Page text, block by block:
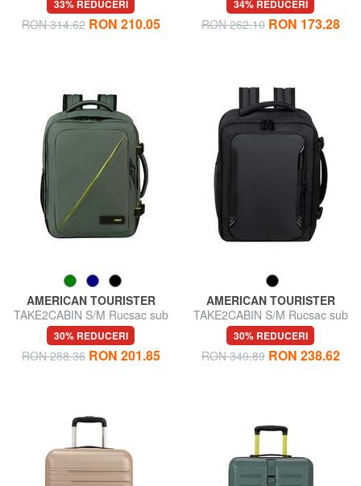
33% REDUCERI
RON 314.62 RON 210.05
34% REDUCERI
RON 262.10 RON 173.28
AMERICAN TOURISTER
TAKE2CABIN S/M Rucsac sub
scaun ok Vueling
30% REDUCERI
RON 288.36 RON 201.85
AMERICAN TOURISTER
TAKE2CABIN S/M Rucsac sub
scaun ok Vueling
30% REDUCERI
RON 340.89 RON 238.62